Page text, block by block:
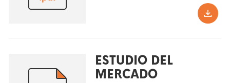
ESTUDIO DEL
MERCADO